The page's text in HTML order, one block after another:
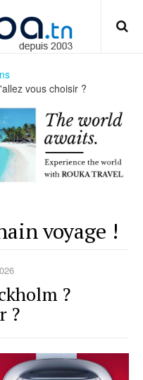
vous choisir ?
voyage !
?
?